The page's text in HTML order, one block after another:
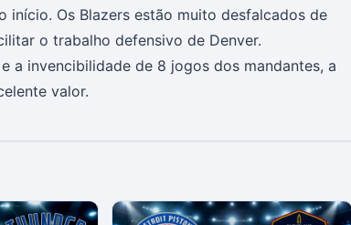
início. Os Blazers estão muito desfalcados de
o trabalho defensivo de Denver.
a invencibilidade de 8 jogos dos mandantes, a
valor.